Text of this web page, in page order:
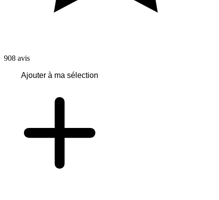
908 avis
Ajouter à ma sélection